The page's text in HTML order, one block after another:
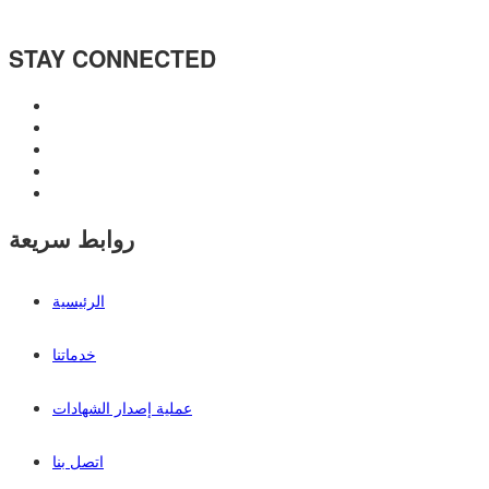
STAY CONNECTED
روابط سريعة
الرئيسية
خدماتنا
عملية إصدار الشهادات
اتصل بنا